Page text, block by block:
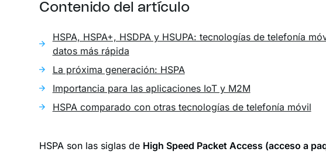
Contenido del artículo
HSPA, HSPA+, HSDPA y HSUPA: tecnologías de telefonía
datos más rápida
La próxima generación: HSPA
Importancia para las aplicaciones IoT y M2M
HSPA comparado con otras tecnologías de telefonía móvil
HSPA son las siglas de High Speed Packet Access (acceso a